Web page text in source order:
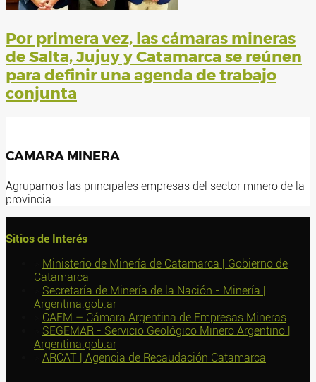
Por primera vez, las cámaras mineras
de Salta, Jujuy y Catamarca se reúnen
para definir una agenda de trabajo
conjunta
CAMARA MINERA
Agrupamos las principales empresas del sector minero de la
provincia.
Sitios de Interés
Ministerio de Minería de Catamarca | Gobierno de
Catamarca
Secretaría de Minería de la Nación - Minería |
Argentina.gob.ar
CAEM – Cámara Argentina de Empresas Mineras
SEGEMAR - Servicio Geológico Minero Argentino |
Argentina.gob.ar
ARCAT | Agencia de Recaudación Catamarca